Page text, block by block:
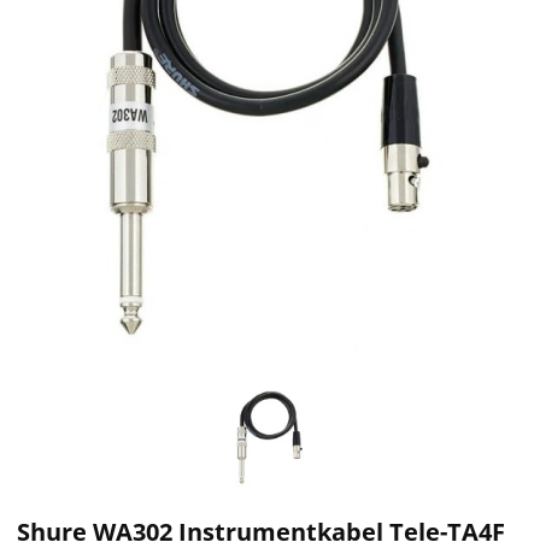
Shure WA302 Instrumentkabel Tele-TA4F